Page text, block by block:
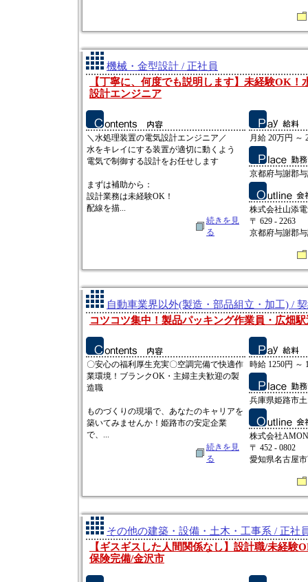
機械・金型設計 / 正社員
【丁寧に、何度でも説明します】未経験OK！
設計エンジニア
＼水処理装置の電気設計エンジニア／
水をキレイにする装置が適切に動くよう
電気で制御する設計をお任せします
まずは補助から：
設計業務は未経験OK！
配線を描...
続きを見
る
月給 20万円 ～
京都府与謝郡
株式会社山添
〒 629 - 2263
京都府与謝郡
自動車業界以外(製造・部品組立・加工) /
コツコツ集中！製品パッキング作業員・広畑
〇安心の福利厚生充実〇空調完備で快適作
業環境！ブランクOK・主婦主夫歓迎の製
造職
ものづくりの現場で、あなたのキャリアを
築いてみませんか！姫路市の安定企業
で、...
続きを見
る
時給 1250円 ～
兵庫県姫路市
株式会社AMON
〒 452 - 0802
愛知県名古屋
その他の建築・設備・土木・工事系 / 正社
【ギスギスした人間関係なし】設計職/未経験
保険完備/金沢市